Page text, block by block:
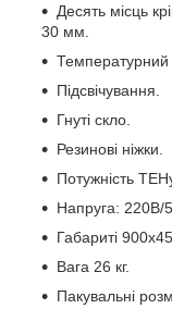
Десять місць
30 мм.
Підсвічування.
Гнуті скло.
Резинові ніжки.
Потужність
Напруга: 220В/
Габариті
Вага 26 кг.
Пакувальні